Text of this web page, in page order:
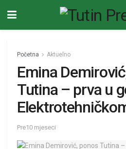
Početna Aktuelno
Emina
Tutina – prva u
Pre10 mjeseci